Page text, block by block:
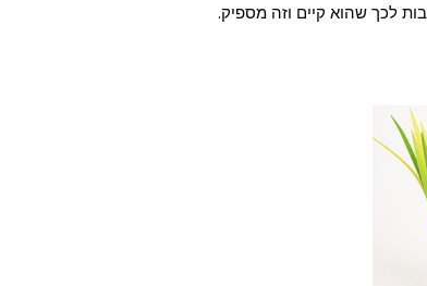
לכך שהוא קיים וזה מספיק.